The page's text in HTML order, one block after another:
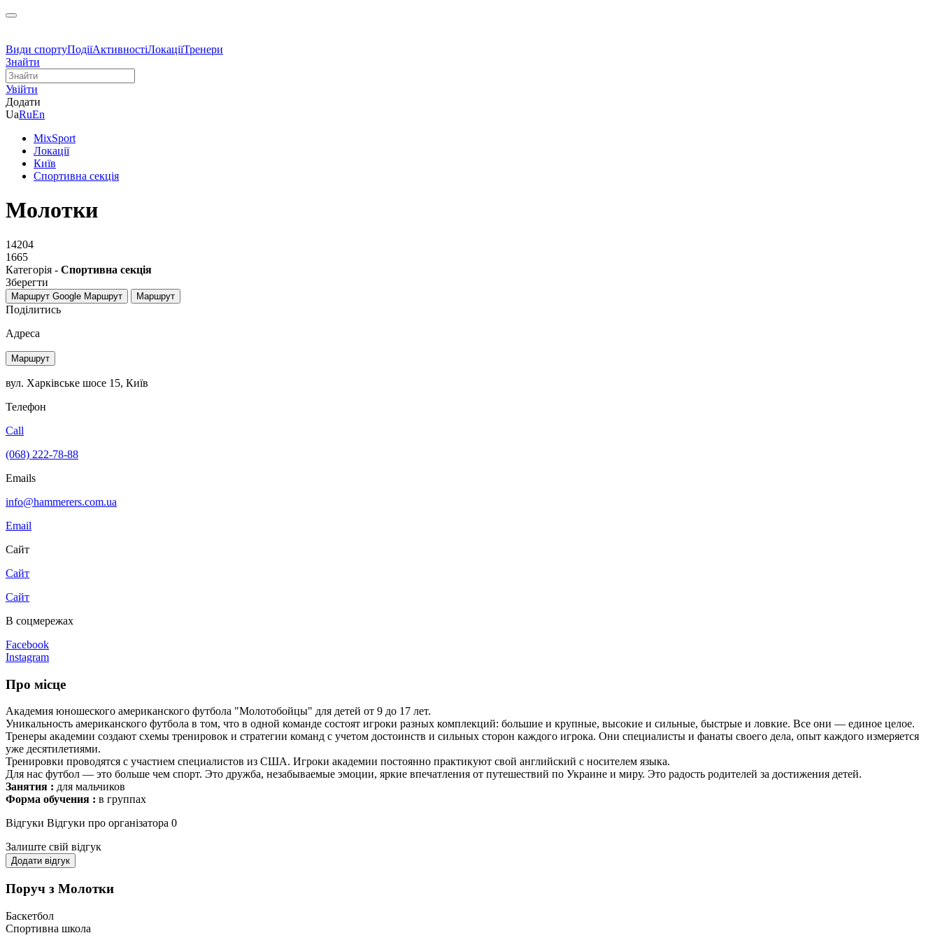
Види спортуПодіїАктивностіЛокаціїТренери
Знайти
Увійти
Додати
UaRuEn
MixSport
Локації
Київ
Спортивна секція
Молотки
14204
1665
Категорія - Спортивна секція
Зберегти
Маршрут Google Маршрут Маршрут
Поділитись
Адреса
Маршрут
вул. Харківське шосе 15, Київ
Телефон
Call
(068) 222-78-88
Emails
info@hammerers.com.ua
Email
Сайт
Сайт
Сайт
В соцмережах
Facebook
Instagram
Про місце
Академия юношеского американского футбола "Молотобойцы" для детей от 9 до 17 лет.
Уникальность американского футбола в том, что в одной команде состоят игроки разных комплекций: большие и крупные, высокие и сильные, быстрые и ловкие. Все они — единое целое.
Тренеры академии создают схемы тренировок и стратегии команд с учетом достоинств и сильных сторон каждого игрока. Они специалисты и фанаты своего дела, опыт каждого измеряется
уже десятилетиями.
Тренировки проводятся с участием специалистов из США. Игроки академии постоянно практикуют свой английский с носителем языка.
Для нас футбол — это больше чем спорт. Это дружба, незабываемые эмоции, яркие впечатления от путешествий по Украине и миру. Это радость родителей за достижения детей.
Занятия : для мальчиков
Форма обучения : в группах
Відгуки Відгуки про організатора 0
Залиште свій відгук
Додати відгук
Поруч з Молотки
Баскетбол
Спортивна школа